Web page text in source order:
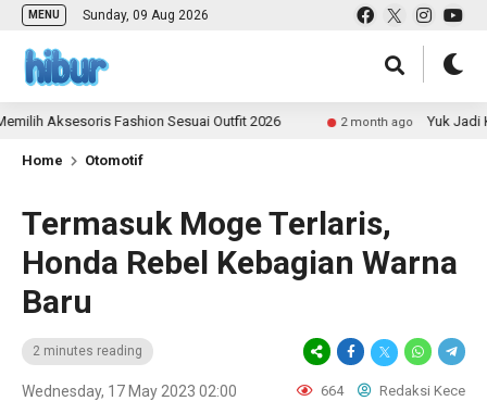
MENU Sunday, 09 Aug 2026
Aksesoris Fashion Sesuai Outfit 2026 2 month ago Yuk Jadi
Home Otomotif
Termasuk Moge Terlaris,
Honda Rebel Kebagian Warna
Baru
2 minutes reading
Wednesday, 17 May 2023 02:00 664 Redaksi Kece